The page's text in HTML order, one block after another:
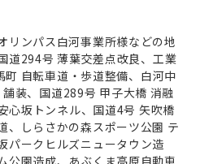
リンパス白河事業所様などの地
道294号 薄葉交差点改良、工業
町 自転車道・歩道整備、白河中
装、国道289号 甲子大橋 消融
心坂トンネル、国道4号 矢吹橋
、しらさかの森スポーツ公園 テ
パークヒルズニュータウン造